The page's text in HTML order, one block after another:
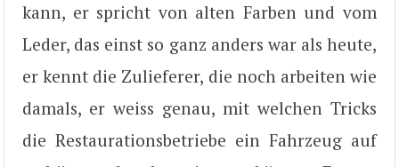
kann, er spricht von alten Farben und vom
Leder, das einst so ganz anders war als heute,
er kennt die Zulieferer, die noch arbeiten wie
damals, er weiss genau, mit welchen Tricks
die Restaurationsbetriebe ein Fahrzeug auf